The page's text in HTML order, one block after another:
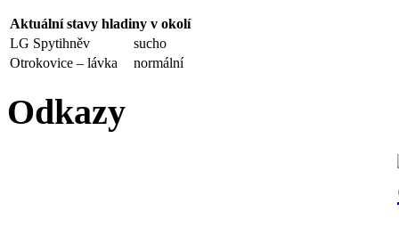
Aktuální stavy hladiny v okolí
LG Spytihněv
sucho
Otrokovice – lávka
normální
Odkazy